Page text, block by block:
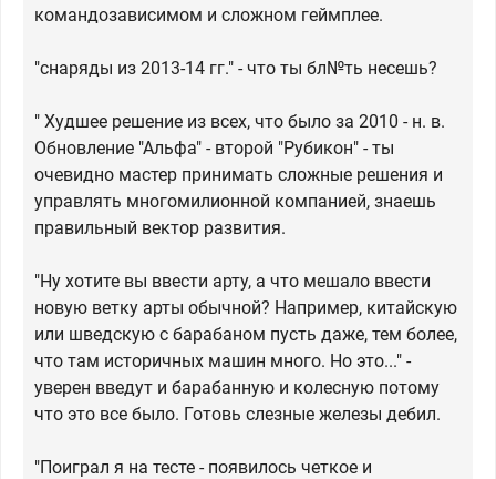
командозависимом и сложном геймплее.
"снаряды из 2013-14 гг." - что ты бл№ть несешь?
" Худшее решение из всех, что было за 2010 - н. в.
Обновление "Альфа" - второй "Рубикон" - ты
очевидно мастер принимать сложные решения и
управлять многомилионной компанией, знаешь
правильный вектор развития.
"Ну хотите вы ввести арту, а что мешало ввести
новую ветку арты обычной? Например, китайскую
или шведскую с барабаном пусть даже, тем более,
что там историчных машин много. Но это..." -
уверен введут и барабанную и колесную потому
что это все было. Готовь слезные железы дебил.
"Поиграл я на тесте - появилось четкое и